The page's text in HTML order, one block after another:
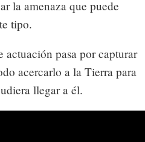
la amenaza que puede
tipo.
actuación pasa por capturar
acercarlo a la Tierra para
llegar a él.